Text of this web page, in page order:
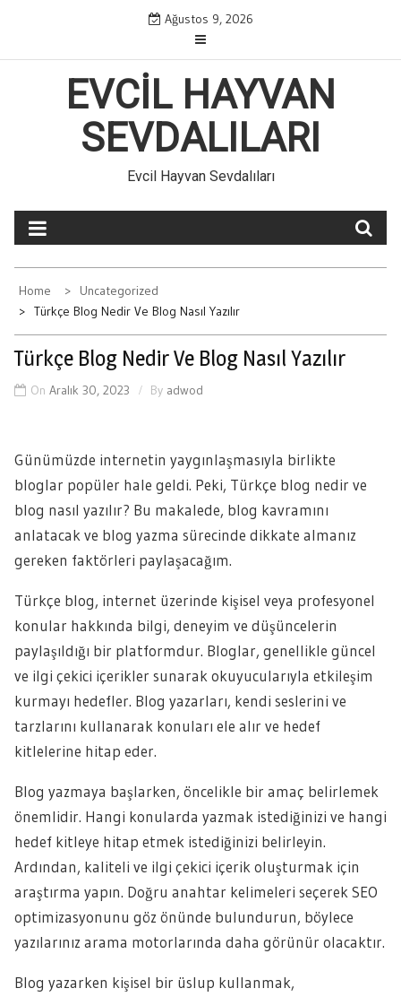
content
Ağustos 9, 2026
EVCIL HAYVAN
SEVDALILARI
Evcil Hayvan Sevdalıları
Home
Uncategorized
Türkçe Blog Nedir Ve Blog Nasıl Yazılır
Türkçe Blog Nedir Ve Blog Nasıl Yazılır
On Aralık 30, 2023 By adwod
Günümüzde internetin yaygınlaşmasıyla birlikte
bloglar popüler hale geldi. Peki, Türkçe blog nedir ve
blog nasıl yazılır? Bu makalede, blog kavramını
anlatacak ve blog yazma sürecinde dikkate almanız
gereken faktörleri paylaşacağım.
Türkçe blog, internet üzerinde kişisel veya profesyonel
konular hakkında bilgi, deneyim ve düşüncelerin
paylaşıldığı bir platformdur. Bloglar, genellikle güncel
ve ilgi çekici içerikler sunarak okuyucularıyla etkileşim
kurmayı hedefler. Blog yazarları, kendi seslerini ve
tarzlarını kullanarak konuları ele alır ve hedef
kitlelerine hitap eder.
Blog yazmaya başlarken, öncelikle bir amaç belirlemek
önemlidir. Hangi konularda yazmak istediğinizi ve hangi
hedef kitleye hitap etmek istediğinizi belirleyin.
Ardından, kaliteli ve ilgi çekici içerik oluşturmak için
araştırma yapın. Doğru anahtar kelimeleri seçerek SEO
optimizasyonunu göz önünde bulundurun, böylece
yazılarınız arama motorlarında daha görünür olacaktır.
Blog yazarken kişisel bir üslup kullanmak,